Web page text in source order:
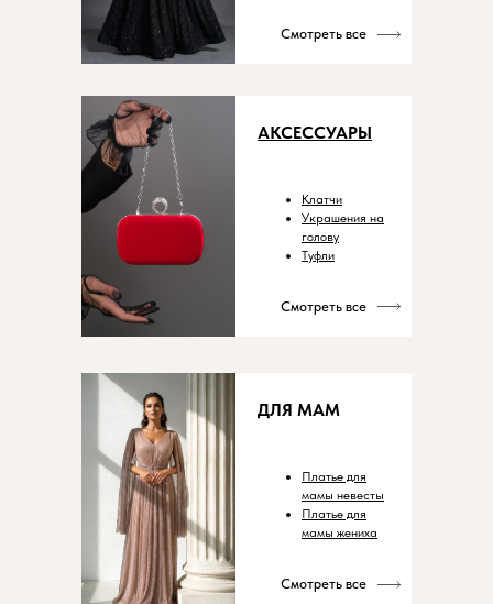
Смотреть все
АКСЕССУАРЫ
Клатчи
Украшения на
голову
Туфли
Смотреть все
ДЛЯ МАМ
Платье для
мамы невесты
Платье для
мамы жениха
Смотреть все